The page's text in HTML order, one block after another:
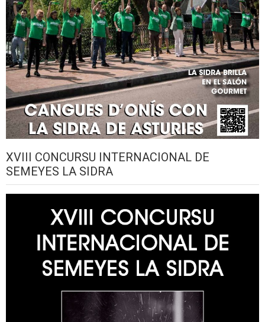
XVIII CONCURSU INTERNACIONAL DE
SEMEYES LA SIDRA